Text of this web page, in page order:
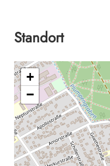
Standort
+
−